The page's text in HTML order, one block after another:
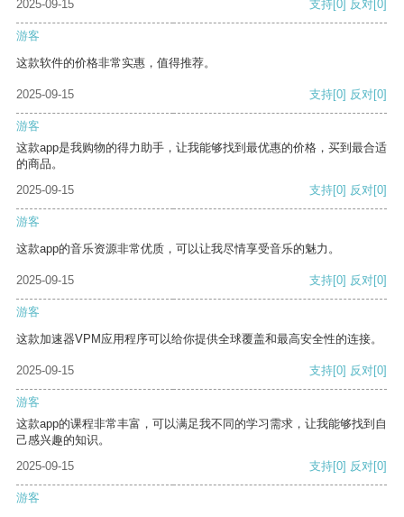
2025-09-15 支持[0] 反对[0]
游客
这款软件的价格非常实惠，值得推荐。
2025-09-15 支持[0] 反对[0]
游客
这款app是我购物的得力助手，让我能够找到最优惠的价格，买到最合适
的商品。
2025-09-15
支持[0] 反对[0]
游客
这款app的音乐资源非常优质，可以让我尽情享受音乐的魅力。
2025-09-15 支持[0] 反对[0]
游客
这款加速器VPM应用程序可以给你提供全球覆盖和最高安全性的连接。
2025-09-15 支持[0] 反对[0]
游客
这款app的课程非常丰富，可以满足我不同的学习需求，让我能够找到自
己感兴趣的知识。
2025-09-15
支持[0] 反对[0]
游客